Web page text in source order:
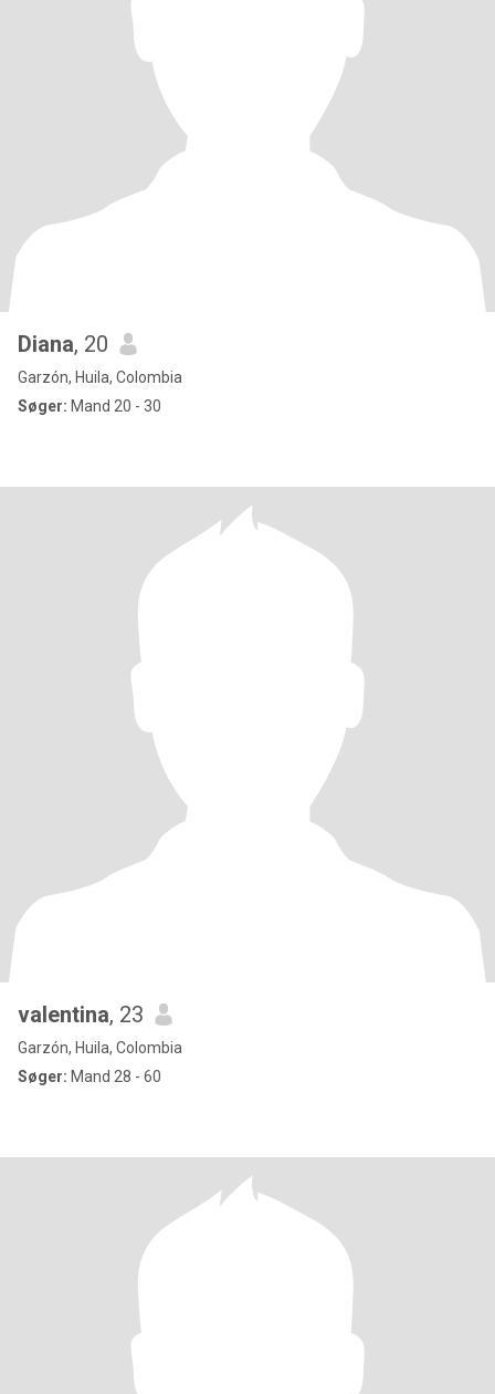
Diana, 20
Garzón, Huila, Colombia
Søger: Mand 20 - 30
valentina, 23
Garzón, Huila, Colombia
Søger: Mand 28 - 60